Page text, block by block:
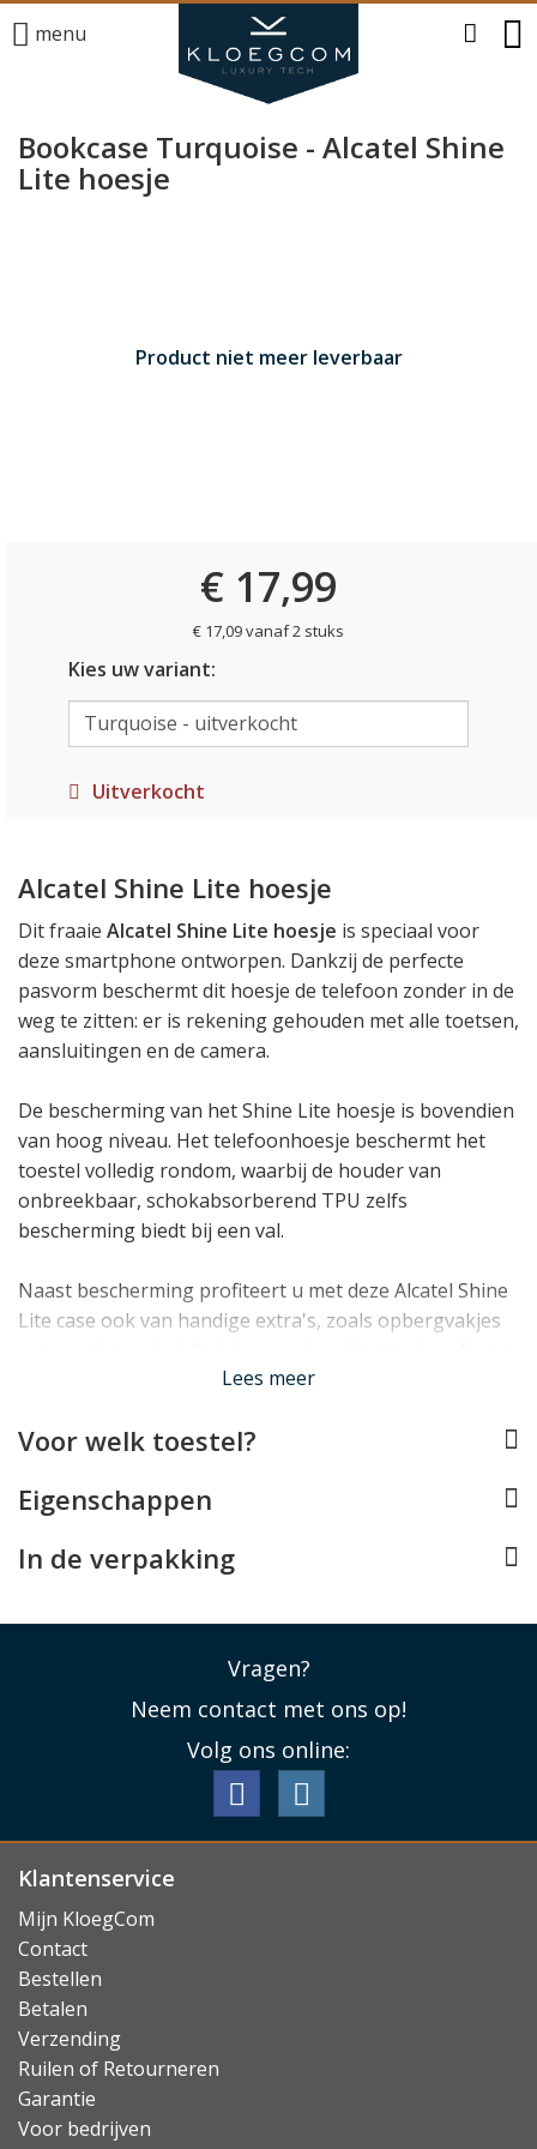
menu
Bookcase Turquoise - Alcatel Shine
Lite hoesje
Product niet meer leverbaar
€ 17,99
€ 17,09 vanaf 2 stuks
Kies uw variant:
Uitverkocht
Alcatel Shine Lite hoesje
Dit fraaie Alcatel Shine Lite hoesje is speciaal voor
deze smartphone ontworpen. Dankzij de perfecte
pasvorm beschermt dit hoesje de telefoon zonder in de
weg te zitten: er is rekening gehouden met alle toetsen,
aansluitingen en de camera.
De bescherming van het Shine Lite hoesje is bovendien
van hoog niveau. Het telefoonhoesje beschermt het
toestel volledig rondom, waarbij de houder van
onbreekbaar, schokabsorberend TPU zelfs
bescherming biedt bij een val.
Naast bescherming profiteert u met deze Alcatel Shine
Lite case ook van handige extra's, zoals opbergvakjes
de telefoon mee rechtop te zetten.
Lees minder
Lees meer
Voor welk toestel?
Eigenschappen
In de verpakking
Vragen?
Neem contact met ons op!
Volg ons online:
Klantenservice
Mijn KloegCom
Contact
Bestellen
Betalen
Verzending
Ruilen of Retourneren
Garantie
Voor bedrijven